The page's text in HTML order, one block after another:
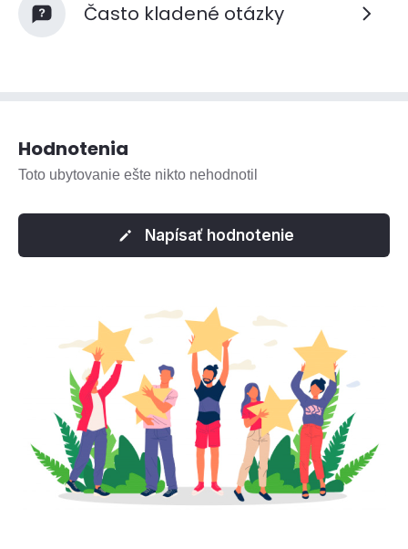
Často kladené otázky
Hodnotenia
Toto ubytovanie ešte nikto nehodnotil
Napísať hodnotenie